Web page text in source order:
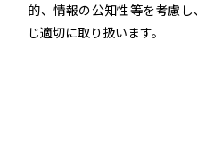
的、情報の公知性等を考慮
じ適切に取り扱います。